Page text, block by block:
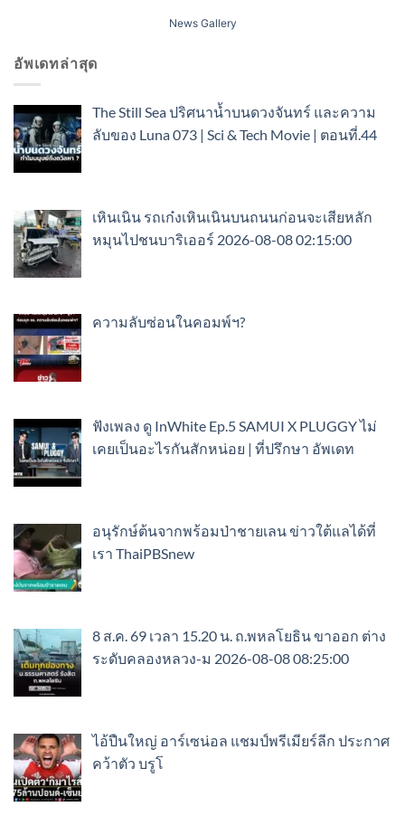
News Gallery
อัพเดทล่าสุด
The Still Sea ปริศนาน้ำบนดวงจันทร์ และความ
ลับของ Luna 073 | Sci & Tech Movie | ตอนที่.44
เหินเนิน รถเก๋งเหินเนินบนถนนก่อนจะเสียหลัก
หมุนไปชนบาริเออร์ 2026-08-08 02:15:00
ความลับซ่อนในคอมพ์ฯ?
ฟังเพลง ดู InWhite Ep.5 SAMUI X PLUGGY ไม่
เคยเป็นอะไรกันสักหน่อย | ที่ปรึกษา อัพเดท
อนุรักษ์ต้นจากพร้อมป่าชายเลน ข่าวใต้แลได้ที่
เรา ThaiPBSnew
8 ส.ค. 69 เวลา 15.20 น. ถ.พหลโยธิน ขาออก ต่าง
ระดับคลองหลวง-ม 2026-08-08 08:25:00
ไอ้ปืนใหญ่ อาร์เซน่อล แชมป์พรีเมียร์ลีก ประกาศ
คว้าตัว บรูโ